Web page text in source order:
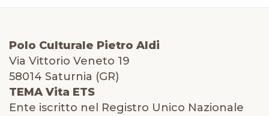
Polo Culturale Pietro Aldi
Via Vittorio Veneto 19
58014 Saturnia (GR)
TEMA Vita ETS
Ente iscritto nel Registro Unico Nazionale